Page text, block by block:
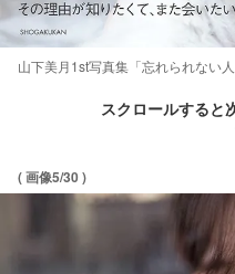
山下美月1st写真集「忘れられない
スクロールすると
( 画像5/30 )